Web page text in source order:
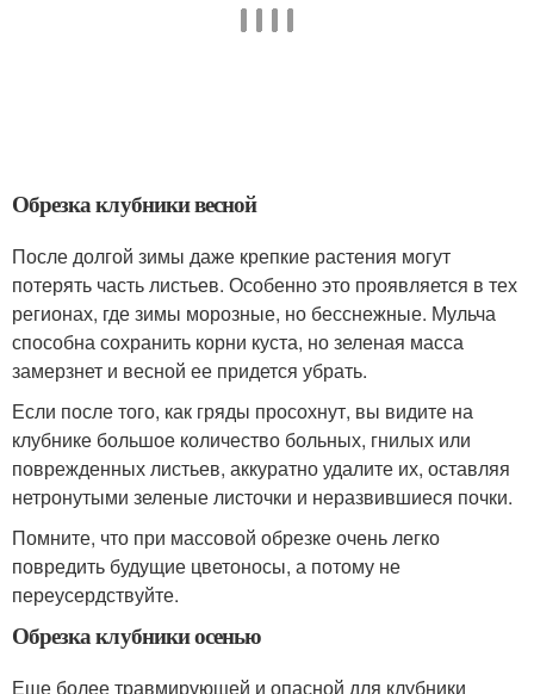
Обрезка клубники весной
После долгой зимы даже крепкие растения могут
потерять часть листьев. Особенно это проявляется в тех
регионах, где зимы морозные, но бесснежные. Мульча
способна сохранить корни куста, но зеленая масса
замерзнет и весной ее придется убрать.
Если после того, как гряды просохнут, вы видите на
клубнике большое количество больных, гнилых или
поврежденных листьев, аккуратно удалите их, оставляя
нетронутыми зеленые листочки и неразвившиеся почки.
Помните, что при массовой обрезке очень легко
повредить будущие цветоносы, а потому не
переусердствуйте.
Обрезка клубники осенью
Еще более травмирующей и опасной для клубники